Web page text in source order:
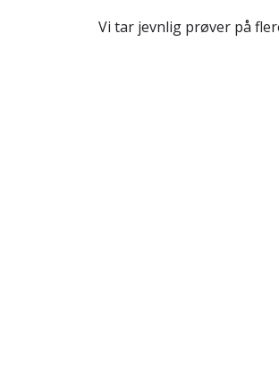
Vi tar jevnlig prøver på